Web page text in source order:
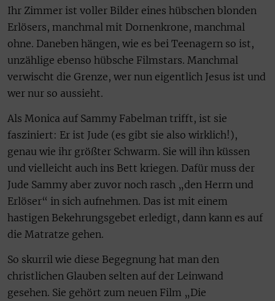
Ihr Zimmer ist voller Bilder eines hübschen blonden
Erlösers, manchmal mit Dornenkrone, manchmal
ohne. Daneben hängen, wie es bei Teenagern so ist,
unzählige ebenso hübsche Filmstars. Manchmal
verwischt die Grenze, wer nun eigentlich Jesus ist und
wer nur so aussieht.
Als Monica auf Sammy Fabelman trifft, ist sie
fasziniert: Er ist Jude (es gibt sie also wirklich!),
genau wie ihr größter Schwarm. Sie will ihn küssen
und vielleicht auch ins Bett kriegen. Dafür muss der
Jude Sammy aber zuvor noch rasch „den Herrn und
Erlöser“ in sich aufnehmen. Das ist mit einem
hastigen Bekehrungsgebet erledigt, dann kann es auf
die Matratze gehen.
So skurril wie diese Begegnung hat man den
christlichen Glauben selten auf der Leinwand
gesehen. Sie gehört zum neuen Film „Die